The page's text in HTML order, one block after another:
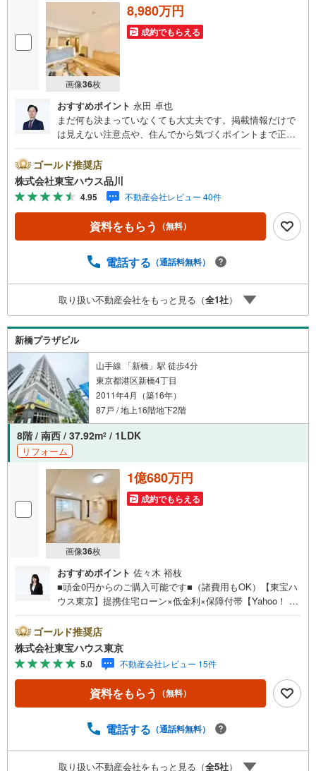
画像36枚
8,980万円
成約でもらえる
おすすめポイント 永田 卓也
まだ何も決まっていなくても大丈夫です。掲載情報だけで
は見えない注意点や、住んでから気づくポイントまで正直
とも包み隠さずお伝えし、「納得して選ぶ」ためのサポー
トを大切にしています。現地でしか分からないリアルな情
報も含めて、一緒に後悔しない住まい探しを進めていきま
しょう。まずはお気軽にご相談ください。【Yahoo！ 不動
産キャンペーン対象店舗】当店で物件を成約するとPayPay
ボーナスライトがもらえる「Yahoo！ 不動産 物件ご成約キ
予約をする」ボタンからお問い合わせください。※必ずYah
スライトは出金と譲渡はできません。ご案内・詳細な資料
のご請求はお気軽にどうぞ♪お電話でのお問い合わせも常
時受け付けております！お気軽にお問い合わせください。
ゴールド推奨店
株式会社東宝ハウス品川
4.95 不動産会社レビュー 40件
資料をもらう （無料）
電話する （通話料無料）
取り扱い不動産会社をもっと見る（全1社）
新橋プラザビル
山手線 「新橋」駅 徒歩4分
東京都港区新橋4丁目
2011年4月（築16年）
87戸 / 地上16階地下2階
8階 / 南西 / 37.92m2 / 1LDK
リフォーム
画像36枚
1億680万円
成約でもらえる
おすすめポイント 佐々木 裕枝
■頭金0円からのご購入可能です■（諸費用もOK）【東宝ハ
ウス東京】提携住宅ローン×低金利×保障付帯【Yahoo！ 不
ayボーナスライトがもらえる「Yahoo！ 不動産 物件ご成約
キャンペーン」の対象になります。「資料をもらう」「見
学予約をする」ボタンからお問い合わせください。※必ずY
ahoo！ JAPAN IDでログインしてください。※PayPayボー
ナスライトは出金と譲渡はできません。ご案内・詳細な資
料のご請求はお気軽にどうぞ♪お電話でのお問い合わせも
ゴールド推奨店
株式会社東宝ハウス東京
5.0 不動産会社レビュー 15件
資料をもらう （無料）
電話する （通話料無料）
取り扱い不動産会社をもっと見る（全5社）